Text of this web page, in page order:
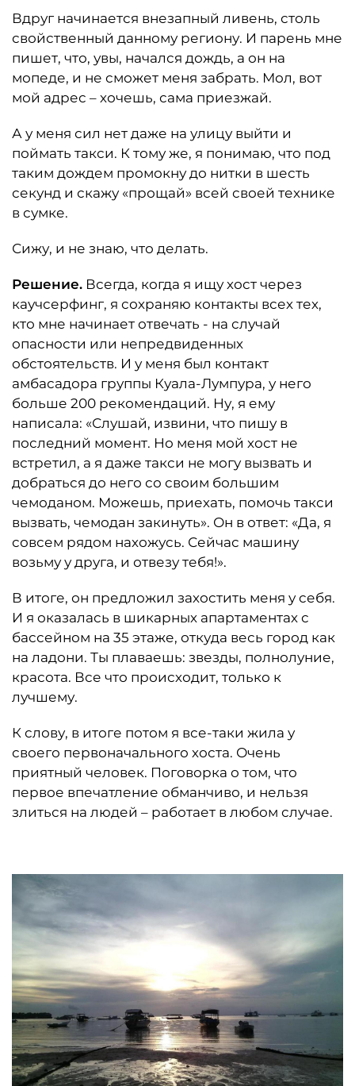
Вдруг начинается внезапный ливень, столь
свойственный данному региону. И парень мне
пишет, что, увы, начался дождь, а он на
мопеде, и не сможет меня забрать. Мол, вот
мой адрес – хочешь, сама приезжай.
А у меня сил нет даже на улицу выйти и
поймать такси. К тому же, я понимаю, что под
таким дождем промокну до нитки в шесть
секунд и скажу «прощай» всей своей технике
в сумке.
Сижу, и не знаю, что делать.
Решение. Всегда, когда я ищу хост через
каучсерфинг, я сохраняю контакты всех тех,
кто мне начинает отвечать - на случай
опасности или непредвиденных
обстоятельств. И у меня был контакт
амбасадора группы Куала-Лумпура, у него
больше 200 рекомендаций. Ну, я ему
написала: «Слушай, извини, что пишу в
последний момент. Но меня мой хост не
встретил, а я даже такси не могу вызвать и
добраться до него со своим большим
чемоданом. Можешь, приехать, помочь такси
вызвать, чемодан закинуть». Он в ответ: «Да, я
совсем рядом нахожусь. Сейчас машину
возьму у друга, и отвезу тебя!».
В итоге, он предложил захостить меня у себя.
И я оказалась в шикарных апартаментах с
бассейном на 35 этаже, откуда весь город как
на ладони. Ты плаваешь: звезды, полнолуние,
красота. Все что происходит, только к
лучшему.
К слову, в итоге потом я все-таки жила у
своего первоначального хоста. Очень
приятный человек. Поговорка о том, что
первое впечатление обманчиво, и нельзя
злиться на людей – работает в любом случае.